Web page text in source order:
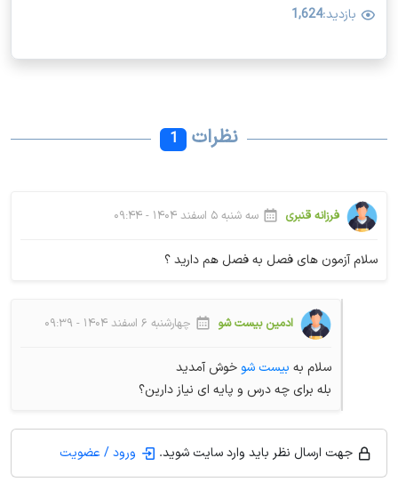
بازدید:1,624
نظرات 1
فرزانه قنبری سه شنبه ۵ اسفند ۱۴۰۴ - ۰۹:۴۴
سلام آزمون های فصل به فصل هم دارید ؟
ادمین بیست شو چهارشنبه ۶ اسفند ۱۴۰۴ - ۰۹:۳۹
سلام به بیست شو خوش آمدید
بله برای چه درس و پایه ای نیاز دارین؟
جهت ارسال نظر باید وارد سایت شوید. ورود / عضویت